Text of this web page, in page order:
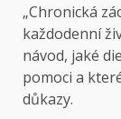
„Chronická
každodenní
návod, jaké
pomoci a
důkazy.